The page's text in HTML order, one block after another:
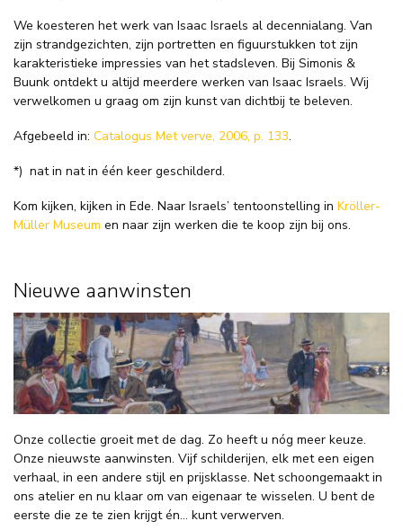
We koesteren het werk van Isaac Israels al decennialang. Van
zijn strandgezichten, zijn portretten en figuurstukken tot zijn
karakteristieke impressies van het stadsleven. Bij Simonis &
Buunk ontdekt u altijd meerdere werken van Isaac Israels. Wij
verwelkomen u graag om zijn kunst van dichtbij te beleven.
Afgebeeld in: Catalogus Met verve, 2006, p. 133.
*) nat in nat in één keer geschilderd.
Kom kijken, kijken in Ede. Naar Israels’ tentoonstelling in Kröller-
Müller Museum en naar zijn werken die te koop zijn bij ons.
Nieuwe aanwinsten
Onze collectie groeit met de dag. Zo heeft u nóg meer keuze.
Onze nieuwste aanwinsten. Vijf schilderijen, elk met een eigen
verhaal, in een andere stijl en prijsklasse. Net schoongemaakt in
ons atelier en nu klaar om van eigenaar te wisselen. U bent de
eerste die ze te zien krijgt én… kunt verwerven.